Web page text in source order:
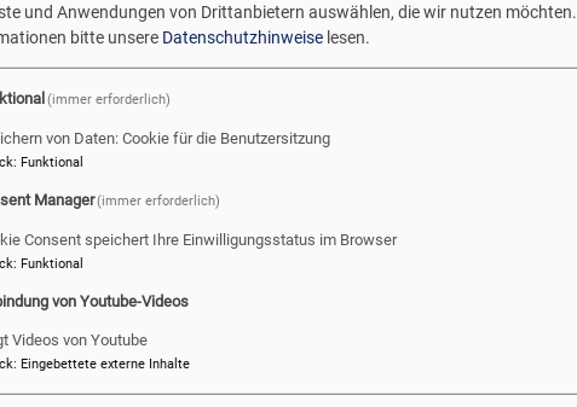
Veranstaltungen:
und Anwendungen von Drittanbietern auswählen, die wir nutzen möchten.
bitte unsere Datenschutzhinweise lesen.
(immer erforderlich)
von Daten: Cookie für die Benutzersitzung
: Funktional
Manager(immer erforderlich)
Consent speichert Ihre Einwilligungsstatus im Browser
: Funktional
von Youtube-Videos
Videos von Youtube
: Eingebettete externe Inhalte